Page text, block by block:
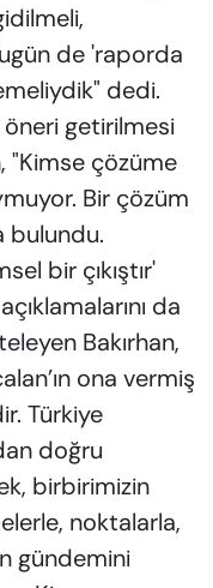
de 'raporda
dedi.
getirilmesi
"Kimse çözüme
Bir çözüm
bulundu.
bir çıkıştır'
da
Bakırhan,
ona vermiş
Türkiye
doğru
birbirimizin
noktalarla,
gündemini